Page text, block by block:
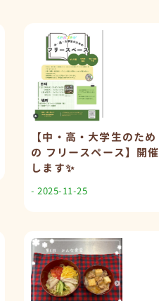
【中・高・大学生のため
の フリースペース】開催
します✨
- 2025-11-25